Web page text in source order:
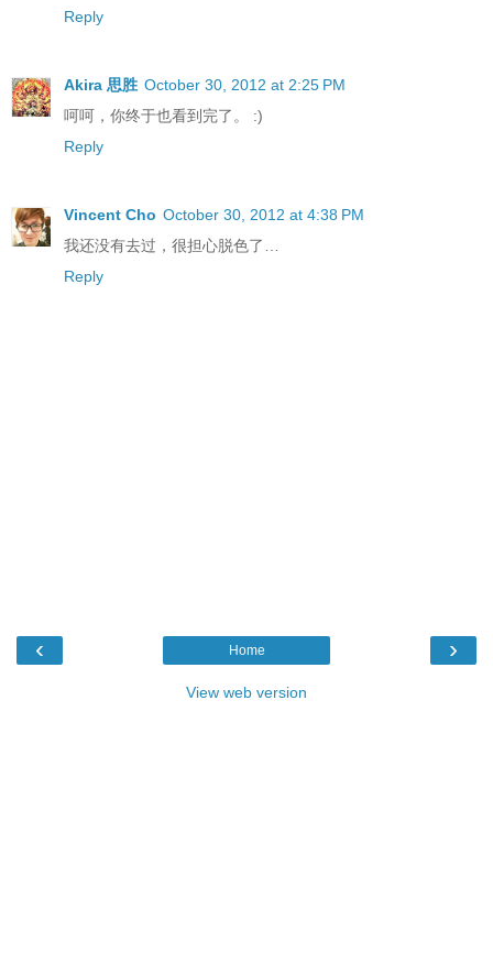
Reply
Akira 思胜 October 30, 2012 at 2:25 PM
呵呵，你终于也看到完了。 :)
Reply
Vincent Cho October 30, 2012 at 4:38 PM
我还没有去过，很担心脱色了…
Reply
‹ ›
Home
View web version